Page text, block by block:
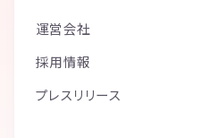
運営会社
採用情報
プレスリリース